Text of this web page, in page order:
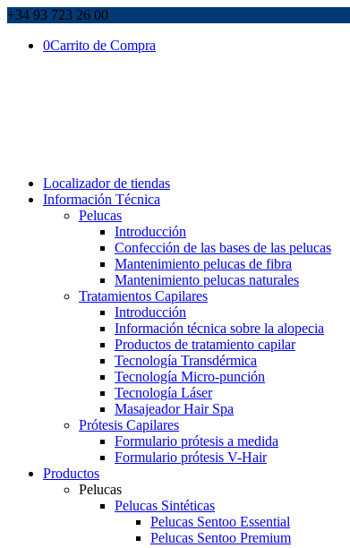
+34 93 723 26 00
0Carrito de Compra
Localizador de tiendas
Información Técnica
Pelucas
Introducción
Confección de las bases de las pelucas
Mantenimiento pelucas de fibra
Mantenimiento pelucas naturales
Tratamientos Capilares
Introducción
Información técnica sobre la alopecia
Productos de tratamiento capilar
Tecnología Transdérmica
Tecnología Micro-punción
Tecnología Láser
Masajeador Hair Spa
Prótesis Capilares
Formulario prótesis a medida
Formulario prótesis V-Hair
Productos
Pelucas
Pelucas Sintéticas
Pelucas Sentoo Essential
Pelucas Sentoo Premium